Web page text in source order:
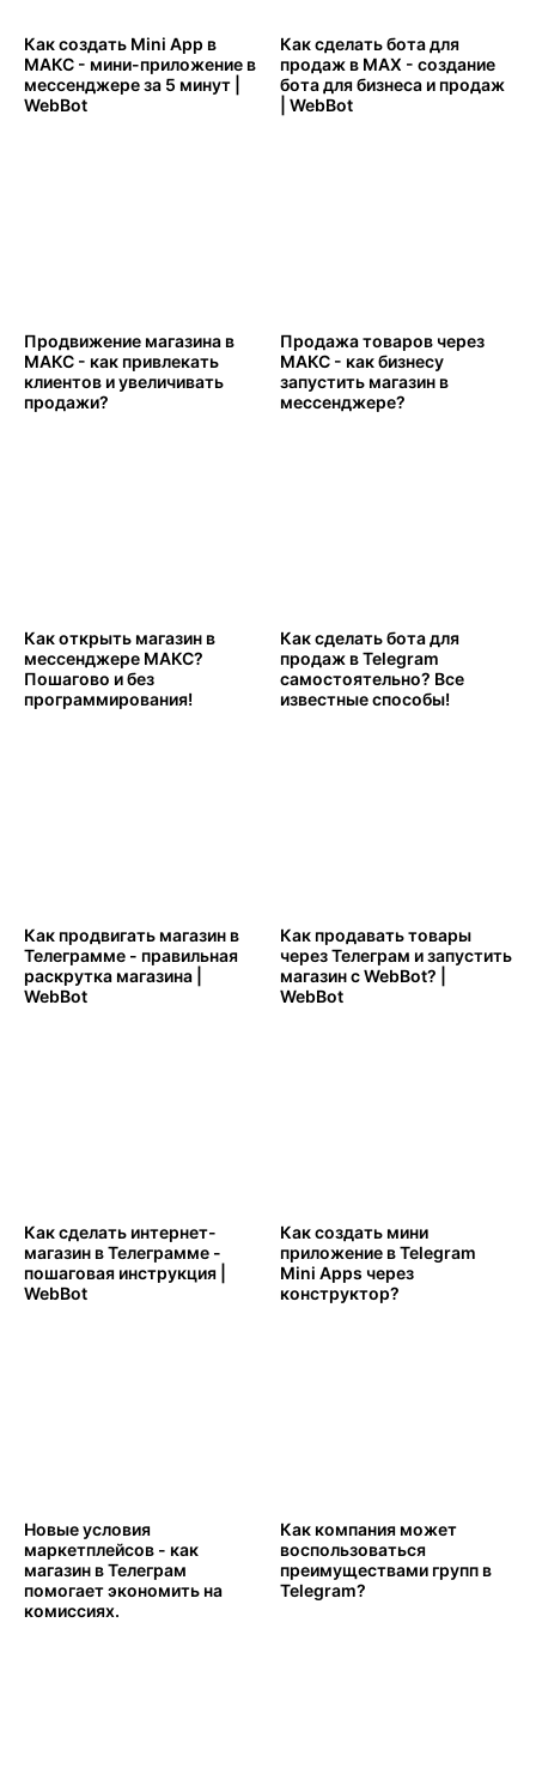
Как создать Mini App в
МАКС - мини-приложение в
мессенджере за 5 минут |
WebBot
Как сделать бота для
продаж в MAX - создание
бота для бизнеса и продаж
| WebBot
Продвижение магазина в
МАКС - как привлекать
клиентов и увеличивать
продажи?
Продажа товаров через
МАКС - как бизнесу
запустить магазин в
мессенджере?
Как открыть магазин в
мессенджере МАКС?
Пошагово и без
программирования!
Как сделать бота для
продаж в Telegram
самостоятельно? Все
известные способы!
Как продвигать магазин в
Телеграмме - правильная
раскрутка магазина |
WebBot
Как продавать товары
через Телеграм и запустить
магазин с WebBot? |
WebBot
Как сделать интернет-
магазин в Телеграмме -
пошаговая инструкция |
WebBot
Как создать мини
приложение в Telegram
Mini Apps через
конструктор?
Новые условия
маркетплейсов - как
магазин в Телеграм
помогает экономить на
комиссиях.
Как компания может
воспользоваться
преимуществами групп в
Telegram?